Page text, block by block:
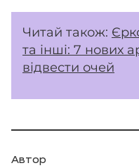
Читай також:
та інші: 7 нових
відвести очей
Автор